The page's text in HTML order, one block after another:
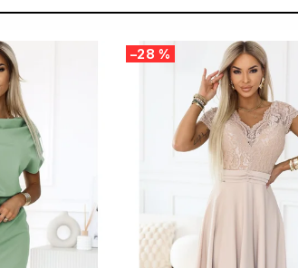
–28 %